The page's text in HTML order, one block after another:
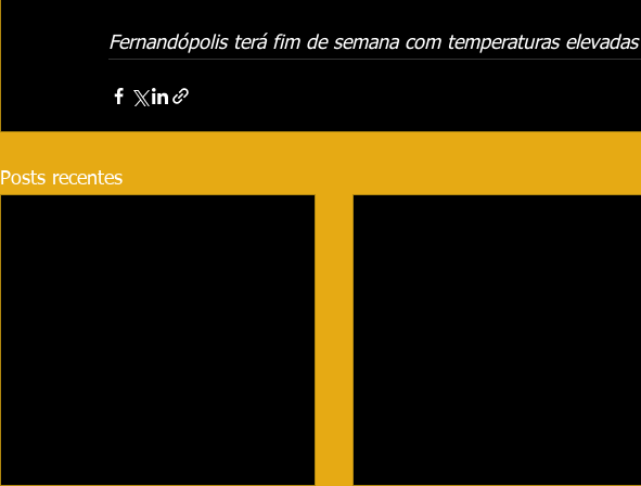
Fernandópolis terá fim de semana com temperaturas elevadas
Posts recentes